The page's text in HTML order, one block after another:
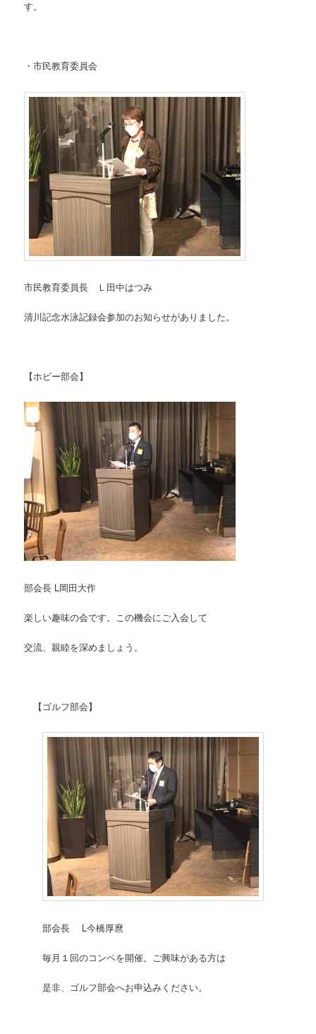
す。
・市民教育委員会
市民教育委員長 Ｌ田中はつみ
清川記念水泳記録会参加のお知らせがありました。
【ホビー部会】
部会長 L岡田大作
楽しい趣味の会です。この機会にご入会して
交流、親睦を深めましょう。
【ゴルフ部会】
部会長 L今橋厚麿
毎月１回のコンペを開催。ご興味がある方は
是非、ゴルフ部会へお申込みください。